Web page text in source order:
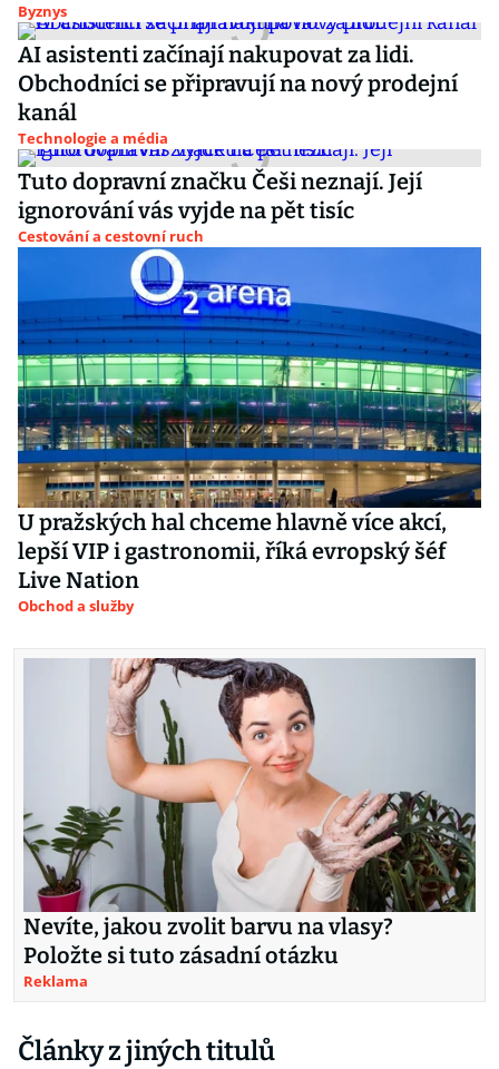
Byznys
AI asistenti začínají nakupovat za lidi.
Obchodníci se připravují na nový prodejní
kanál
Technologie a média
Tuto dopravní značku Češi neznají. Její
ignorování vás vyjde na pět tisíc
Cestování a cestovní ruch
U pražských hal chceme hlavně více akcí,
lepší VIP i gastronomii, říká evropský šéf
Live Nation
Obchod a služby
Nevíte, jakou zvolit barvu na vlasy?
Položte si tuto zásadní otázku
Reklama
Články z jiných titulů